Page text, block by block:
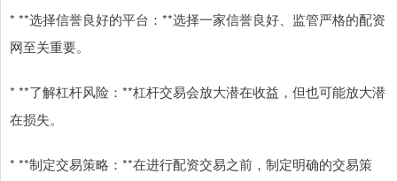
* **选择信誉良好的平台：**选择一家信誉良好、监管严格的配资
网至关重要。
* **了解杠杆风险：**杠杆交易会放大潜在收益，但也可能放大潜
在损失。
* **制定交易策略：**在进行配资交易之前，制定明确的交易策